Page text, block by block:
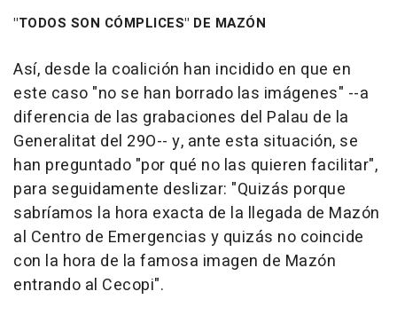
"TODOS SON CÓMPLICES" DE MAZÓN
Así, desde la coalición han incidido en que en
este caso "no se han borrado las imágenes" --a
diferencia de las grabaciones del Palau de la
Generalitat del 29O-- y, ante esta situación, se
han preguntado "por qué no las quieren facilitar",
para seguidamente deslizar: "Quizás porque
sabríamos la hora exacta de la llegada de Mazón
al Centro de Emergencias y quizás no coincide
con la hora de la famosa imagen de Mazón
entrando al Cecopi".